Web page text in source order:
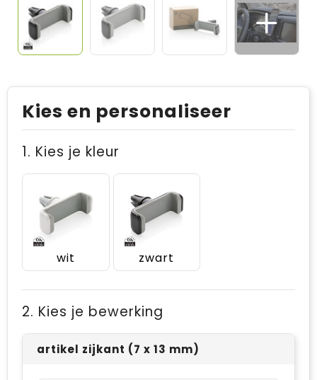
Kies en personaliseer
1. Kies je kleur
wit zwart
2. Kies je bewerking
artikel zijkant (7 x 13 mm)